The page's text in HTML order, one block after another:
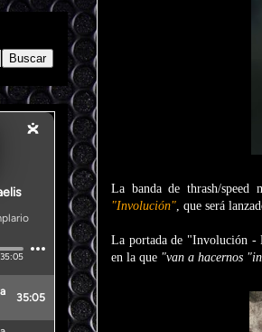
La banda de thrash/speed
"Involución", que será
La portada de "Involución -
en la que "van a hacernos